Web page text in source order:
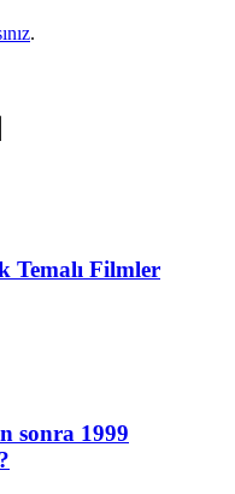
.
Temalı Filmler
sonra 1999